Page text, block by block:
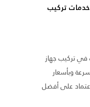
فني تكييف الجهراء 1886554 خدمات تركيب
تركيب جهاز
وبأسعار
على أفضل